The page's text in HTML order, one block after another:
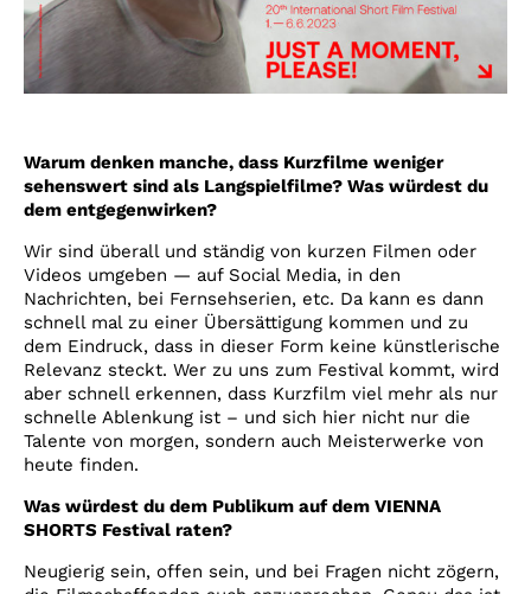
Warum denken manche, dass Kurzfilme weniger
sehenswert sind als Langspielfilme? Was würdest du
dem entgegenwirken?
Wir sind überall und ständig von kurzen Filmen oder
Videos umgeben — auf Social Media, in den
Nachrichten, bei Fernsehserien, etc. Da kann es dann
schnell mal zu einer Übersättigung kommen und zu
dem Eindruck, dass in dieser Form keine künstlerische
Relevanz steckt. Wer zu uns zum Festival kommt, wird
aber schnell erkennen, dass Kurzfilm viel mehr als nur
schnelle Ablenkung ist – und sich hier nicht nur die
Talente von morgen, sondern auch Meisterwerke von
heute finden.
Was würdest du dem Publikum auf dem VIENNA
SHORTS Festival raten?
Neugierig sein, offen sein, und bei Fragen nicht zögern,